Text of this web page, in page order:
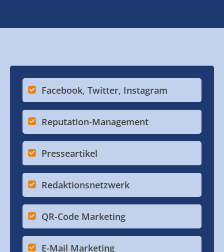
Facebook, Twitter, Instagram
Reputation-Management
Presseartikel
Redaktionsnetzwerk
QR-Code Marketing
E-Mail Marketing